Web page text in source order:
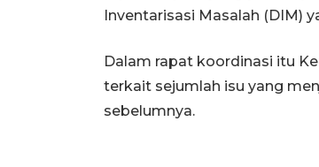
Inventarisasi Masalah (DIM)
Dalam rapat koordinasi itu
terkait sejumlah isu yang
sebelumnya.